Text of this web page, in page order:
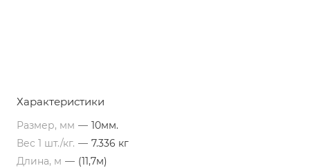
Характеристики
Размер, мм — 10мм.
Вес 1 шт./кг. — 7.336 кг
Длина, м — (11,7м)